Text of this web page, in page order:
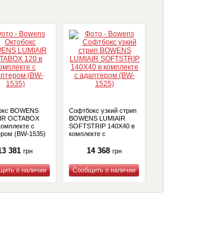
BOWENS
OCTABOX
с
(BW-1535)
381 грн
Купить
Софтбокс узкий стрип
BOWENS LUMIAIR
SOFTSTRIP 140X40 в
комплекте с
14 368 грн
Купить